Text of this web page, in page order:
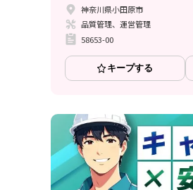
神奈川県小田原市
品質管理、運営管理
58653-00
キープする